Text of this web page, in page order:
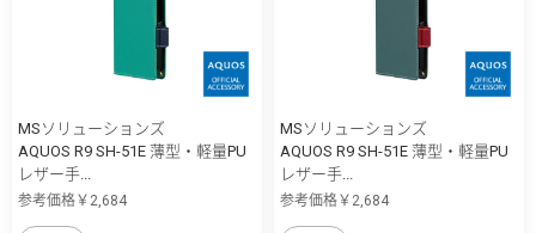
MSソリューションズ
AQUOS R9 SH-51E 薄型・軽量PU
レザー手...
参考価格￥2,684
MSソリューションズ
AQUOS R9 SH-51E 薄型・軽量PU
レザー手...
参考価格￥2,684